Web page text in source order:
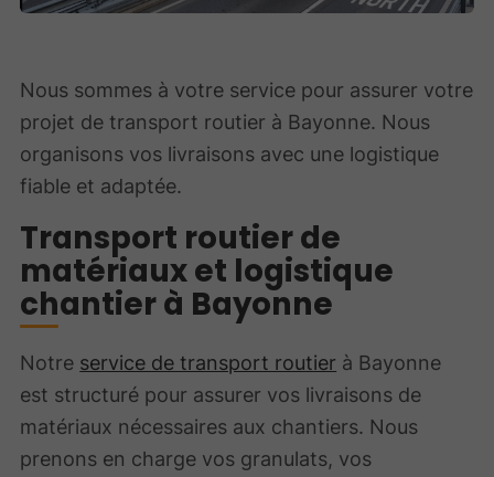
Nous sommes à votre service pour assurer votre
projet de transport routier à Bayonne. Nous
organisons vos livraisons avec une logistique
fiable et adaptée.
Transport routier de
matériaux et logistique
chantier à Bayonne
Notre service de transport routier à Bayonne
est structuré pour assurer vos livraisons de
matériaux nécessaires aux chantiers. Nous
prenons en charge vos granulats, vos